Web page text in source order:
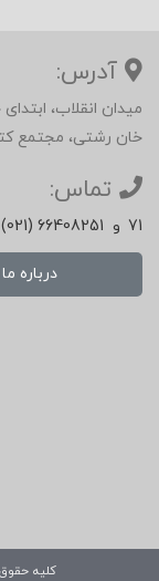
آدرس:
خان رشتی، مجتمع
تماس:
(021) 66408251 و 71
درباره ما
کلیه